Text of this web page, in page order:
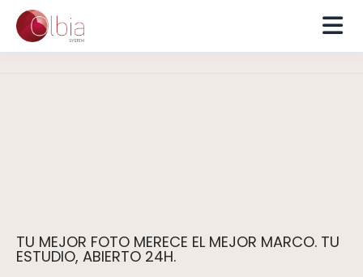
TU MEJOR FOTO MERECE EL MEJOR MARCO. TU
ESTUDIO, ABIERTO 24H.